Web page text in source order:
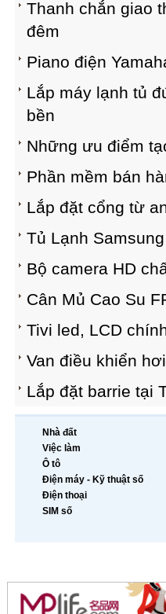
Thanh chắn giao
đêm
Piano điện
Lắp máy lạnh tủ
bền
Những ưu điểm
Phần mềm bán
Lắp đặt cổng từ
Tủ Lạnh
Bộ camera HD
Cân Mủ Cao Su
Tivi led, LCD
Van điều khiển
Lắp đặt barrie tại
Nhà đất
Việc làm
Ô tô
Điện máy - Kỹ thuật số
Điện thoại
SIM số